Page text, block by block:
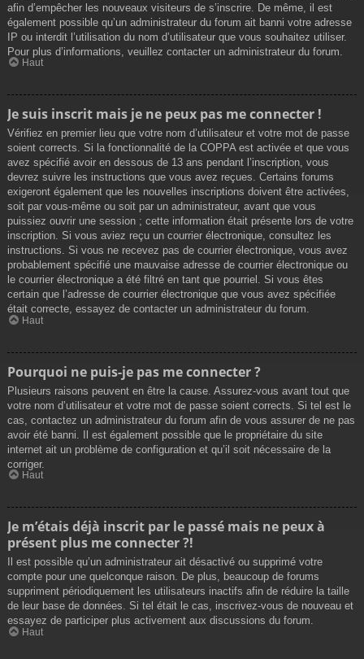
afin d’empêcher les nouveaux visiteurs de s’inscrire. De même, il est
également possible qu’un administrateur du forum ait banni votre adresse
IP ou interdit l’utilisation du nom d’utilisateur que vous souhaitez utiliser.
Pour plus d’informations, veuillez contacter un administrateur du forum.
Haut
Je suis inscrit mais je ne peux pas me connecter !
Vérifiez en premier lieu que votre nom d’utilisateur et votre mot de passe
soient corrects. Si la fonctionnalité de la COPPA est activée et que vous
avez spécifié avoir en dessous de 13 ans pendant l’inscription, vous
devrez suivre les instructions que vous avez reçues. Certains forums
exigeront également que les nouvelles inscriptions doivent être activées,
soit par vous-même ou soit par un administrateur, avant que vous
puissiez ouvrir une session ; cette information était présente lors de votre
inscription. Si vous aviez reçu un courrier électronique, consultez les
instructions. Si vous ne recevez pas de courrier électronique, vous avez
probablement spécifié une mauvaise adresse de courrier électronique ou
le courrier électronique a été filtré en tant que pourriel. Si vous êtes
certain que l’adresse de courrier électronique que vous avez spécifiée
était correcte, essayez de contacter un administrateur du forum.
Haut
Pourquoi ne puis-je pas me connecter ?
Plusieurs raisons peuvent en être la cause. Assurez-vous avant tout que
votre nom d’utilisateur et votre mot de passe soient corrects. Si tel est le
cas, contactez un administrateur du forum afin de vous assurer de ne pas
avoir été banni. Il est également possible que le propriétaire du site
internet ait un problème de configuration et qu’il soit nécessaire de la
corriger.
Haut
Je m’étais déjà inscrit par le passé mais ne peux à
présent plus me connecter ?!
Il est possible qu’un administrateur ait désactivé ou supprimé votre
compte pour une quelconque raison. De plus, beaucoup de forums
suppriment périodiquement les utilisateurs inactifs afin de réduire la taille
de leur base de données. Si tel était le cas, inscrivez-vous de nouveau et
essayez de participer plus activement aux discussions du forum.
Haut